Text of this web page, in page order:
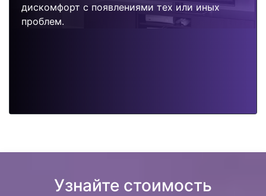
дискомфорт с появлениями тех или иных
проблем.
Узнайте стоимость